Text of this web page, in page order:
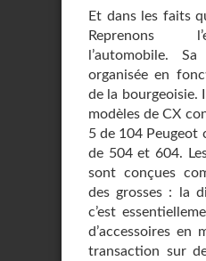
Et dans les faits
Reprenons
l’automobile.
organisée en
de la bourgeoisie.
modèles de CX
5 de 104 Peugeot
de 504 et 604.
sont conçues
des grosses : la
c’est
d’accessoires en
transaction sur